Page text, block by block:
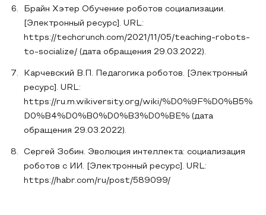
Брайн Хэтер Обучение роботов социализации.
[Электронный ресурс]. URL:
https://techcrunch.com/2021/11/05/teaching-robots-
to-socialize/ (дата обращения 29.03.2022).
Карчевский В.П. Педагогика роботов. [Электронный
ресурс]. URL:
https://ru.m.wikiversity.org/wiki/%D0%9F%D0%B5%
D0%B4%D0%B0%D0%B3%D0%BE% (дата
обращения 29.03.2022).
Сергей Зобин. Эволюция интеллекта: социализация
роботов с ИИ. [Электронный ресурс]. URL:
https://habr.com/ru/post/589099/